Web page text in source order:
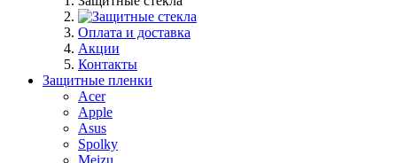
Оплата и доставка
Акции
Контакты
Защитные пленки
Acer
Apple
Asus
Spolky